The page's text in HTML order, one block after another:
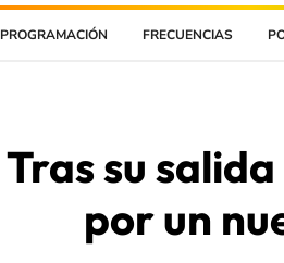
PROGRAMACIÓN FRECUENCIAS
Tras su
por un